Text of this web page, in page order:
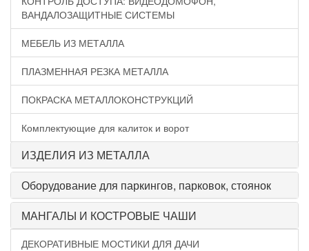
ВАНДАЛОЗАЩИТНЫЕ СИСТЕМЫ
МЕБЕЛЬ ИЗ МЕТАЛЛА
ПЛАЗМЕННАЯ РЕЗКА МЕТАЛЛА
ПОКРАСКА МЕТАЛЛОКОНСТРУКЦИЙ
Комплектующие для калиток и ворот
ИЗДЕЛИЯ ИЗ МЕТАЛЛА
Оборудование для паркингов, парковок, стоянок
МАНГАЛЫ И КОСТРОВЫЕ ЧАШИ
ДЕКОРАТИВНЫЕ МОСТИКИ ДЛЯ ДАЧИ